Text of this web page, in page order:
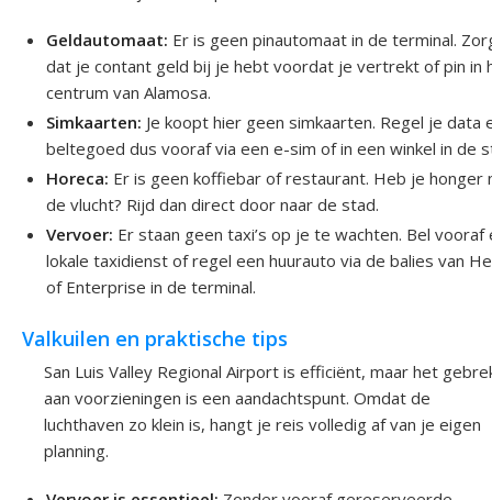
Geldautomaat: Er is geen pinautomaat in de terminal.
dat je contant geld bij je hebt voordat je vertrekt of pin in
centrum van Alamosa.
Simkaarten: Je koopt hier geen simkaarten. Regel je data
beltegoed dus vooraf via een e-sim of in een winkel in de
Horeca: Er is geen koffiebar of restaurant. Heb je honger
de vlucht? Rijd dan direct door naar de stad.
Vervoer: Er staan geen taxi’s op je te wachten. Bel vooraf
lokale taxidienst of regel een huurauto via de balies van
of Enterprise in de terminal.
Valkuilen en praktische tips
San Luis Valley Regional Airport is efficiënt, maar het
aan voorzieningen is een aandachtspunt. Omdat de
luchthaven zo klein is, hangt je reis volledig af van je eigen
planning.